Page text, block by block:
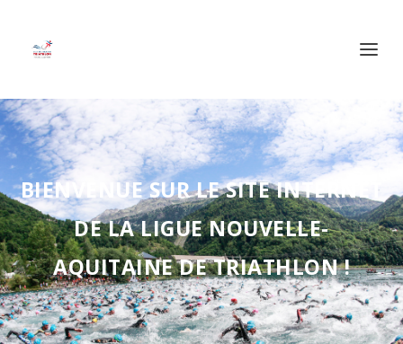
BIENVENUE SUR LE SITE INTERNET
DE LA LIGUE NOUVELLE-
AQUITAINE DE TRIATHLON !